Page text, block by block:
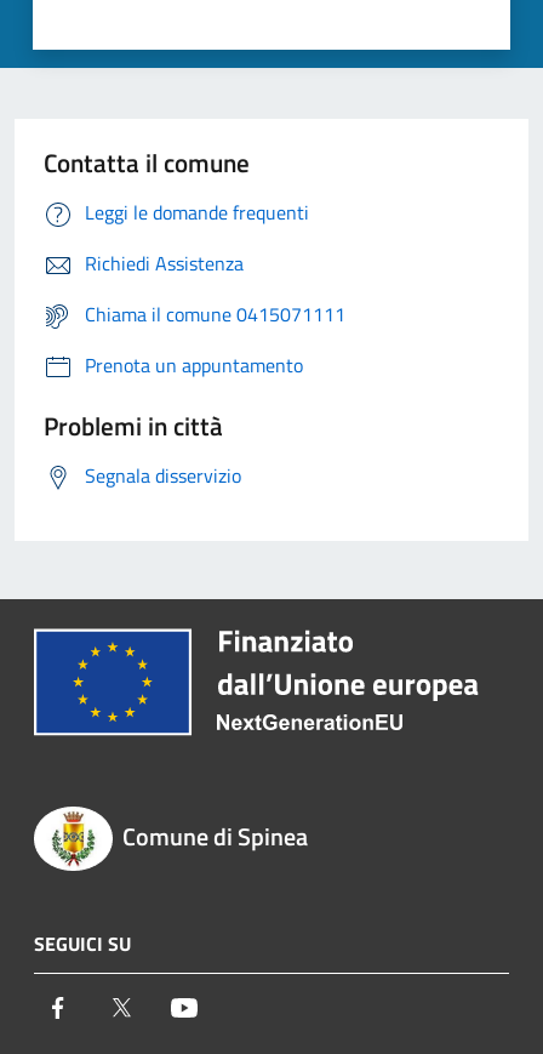
Contatta il comune
Leggi le domande frequenti
Richiedi Assistenza
Chiama il comune 0415071111
Prenota un appuntamento
Problemi in città
Segnala disservizio
Comune di Spinea
SEGUICI SU
Facebook Twitter